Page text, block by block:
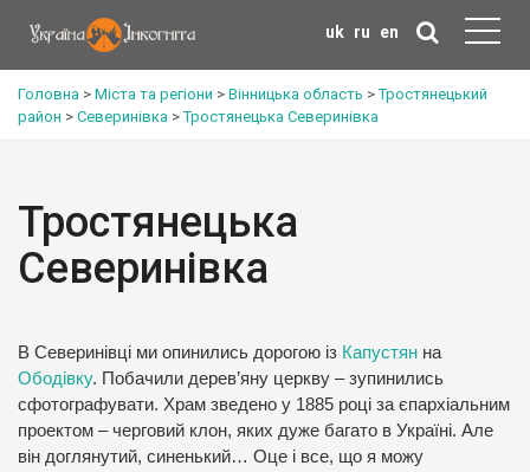
uk ru en
Головна > Міста та регіони > Вінницька область >Тростянецький
район > Северинівка >Тростянецька Северинівка
Тростянецька
Северинівка
В Северинівці ми опинились дорогою із Капустян на
Ободівку. Побачили дерев’яну церкву – зупинились
сфотографувати. Храм зведено у 1885 році за єпархіальним
проектом – черговий клон, яких дуже багато в Україні. Але
він доглянутий, синенький… Оце і все, що я можу